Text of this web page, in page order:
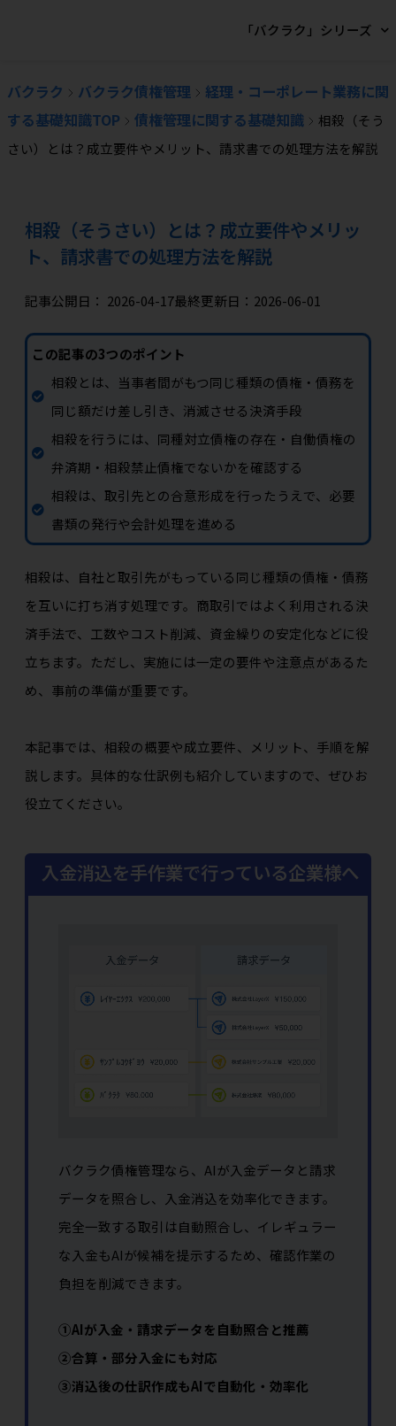
「バクラク」シリーズ
バクラク バクラク債権管理
経理・コーポレート業務に関
する基礎知識TOP
債権管理に関する基礎知識
相殺（そう
さい）とは？成立要件やメリット、請求書での処理方法を解説
相殺（そうさい）とは？成立要件やメリッ
ト、請求書での処理方法を解説
記事公開日： 2026-04-17最終更新日：2026-06-01
この記事の3つのポイント
相殺とは、当事者間がもつ同じ種類の債権・債務を
同じ額だけ差し引き、消滅させる決済手段
相殺を行うには、同種対立債権の存在・自働債権の
弁済期・相殺禁止債権でないかを確認する
相殺は、取引先との合意形成を行ったうえで、必要
書類の発行や会計処理を進める
相殺は、自社と取引先がもっている同じ種類の債権・債務
を互いに打ち消す処理です。商取引ではよく利用される決
済手法で、工数やコスト削減、資金繰りの安定化などに役
立ちます。ただし、実施には一定の要件や注意点があるた
め、事前の準備が重要です。
本記事では、相殺の概要や成立要件、メリット、手順を解
説します。具体的な仕訳例も紹介していますので、ぜひお
役立てください。
入金消込を手作業で行っている企業様へ
バクラク債権管理なら、AIが入金データと請求
データを照合し、入金消込を効率化できます。
完全一致する取引は自動照合し、イレギュラー
な入金もAIが候補を提示するため、確認作業の
負担を削減できます。
①AIが入金・請求データを自動照合と推薦
②合算・部分入金にも対応
③消込後の仕訳作成もAIで自動化・効率化